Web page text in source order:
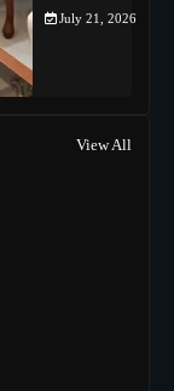
July 21, 2026
View All